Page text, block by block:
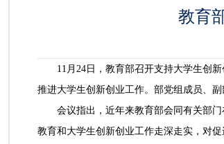
教育
11月24日，教育部召开支持大学生创
推进大学生创新创业工作。部党组成员、副
会议指出，近年来教育部会同有关部
教育和大学生创新创业工作走深走实，对